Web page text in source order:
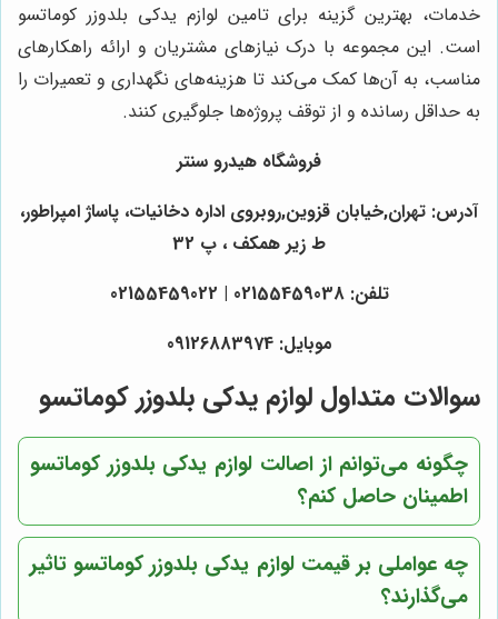
خدمات، بهترین گزینه برای تامین لوازم یدکی بلدوزر کوماتسو
است. این مجموعه با درک نیازهای مشتریان و ارائه راهکارهای
مناسب، به آن‌ها کمک می‌کند تا هزینه‌های نگهداری و تعمیرات را
به حداقل رسانده و از توقف پروژه‌ها جلوگیری کنند.
فروشگاه هیدرو سنتر
آدرس: تهران,خیابان قزوین,روبروی اداره دخانیات، پاساژ امپراطور،
ط زیر همکف ، پ 32
تلفن: 02155459038 | 02155459022
موبایل: 09126883974
سوالات متداول لوازم یدکی بلدوزر کوماتسو
چگونه می‌توانم از اصالت لوازم یدکی بلدوزر کوماتسو
اطمینان حاصل کنم؟
چه عواملی بر قیمت لوازم یدکی بلدوزر کوماتسو تاثیر
می‌گذارند؟